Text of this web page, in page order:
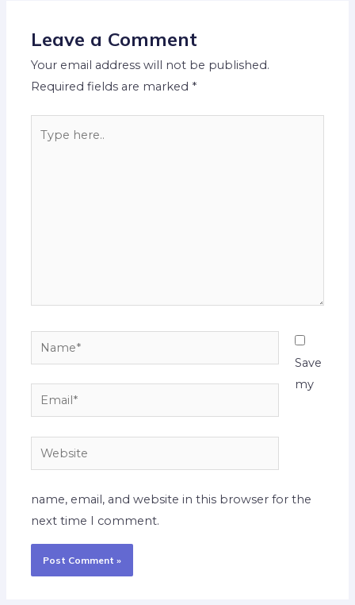
Leave a Comment
Your email address will not be published.
Required fields are marked *
here..
Name*
Email*
Website
Save
my
name, email, and website in this browser for the
next time I comment.